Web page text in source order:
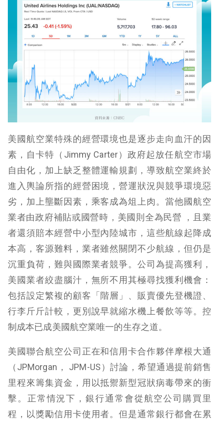
美國航空業特殊的經營環境也是逐步走向血汗的因
素，自卡特（Jimmy Carter）政府起放任航空市場
自由化，加上缺乏整體運輸規劃，導致航空業終於
進入輿論所指的經營困境，營運狀況與競爭環境惡
劣，加上壟斷因素，乘客成為俎上肉。當他國航空
業者由政府補貼或國營時，美國則全為民營 ，且業
者還須賠本經營中小型內陸城市，這些航線起降成
本高，客源難料，業者雖然關閉不少航線，但仍是
沉重負荷，難與國際業者競爭。公司為提高獲利，
美國業者絞盡腦汁，無所不用其極尋找獲利機會：
包括設定繁複的顧客「階層」、販賣優先登機證、
行李斤斤計較，更別說早就縮水機上餐飲等等。控
制成本已成美國航空業唯一的生存之道。
美國聯合航空公司正在和信用卡合作夥伴摩根大通
（JPMorgan， JPM-US）討論，希望通過提前銷售
里程來籌集資金，用以抵禦新型冠狀病毒帶來的衝
擊。正常情況下，銀行通常會從航空公司購買里
程，以獎勵信用卡使用者。但是通常銀行都會在累